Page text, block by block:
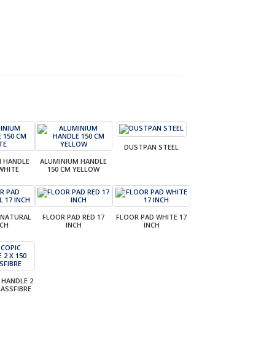
HANDLE
ALUMINIUM HANDLE
150 CM YELLOW
DUSTPAN STEEL
FLOOR PAD RED 17
INCH
FLOOR PAD WHITE 17
INCH
2